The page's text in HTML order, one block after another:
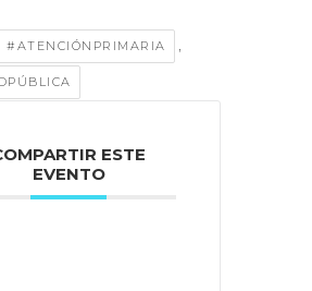
#ATENCIÓNPRIMARIA ,
ESTE
EVENTO